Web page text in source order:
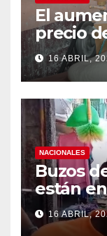
El
precio
efectos
16 ABRIL,
NACIONALES
Buzos
están
16 ABRIL,